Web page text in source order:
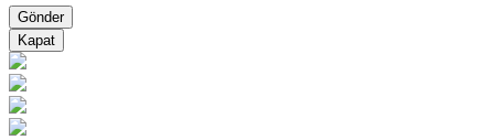
Kapat